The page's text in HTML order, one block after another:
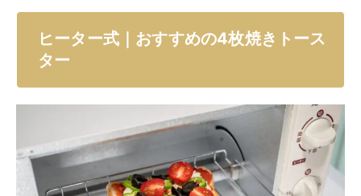
ヒーター式｜おすすめの4枚焼きトース
ター